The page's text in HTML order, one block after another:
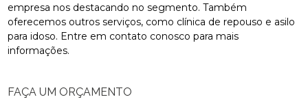
empresa nos destacando no segmento. Também
oferecemos outros serviços, como clínica de repouso e asilo
para idoso. Entre em contato conosco para mais
informações.
FAÇA UM ORÇAMENTO